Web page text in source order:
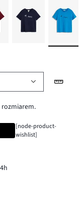
[node-product-
wishlist]